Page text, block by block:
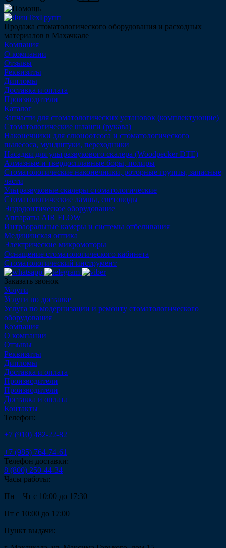
Продажа стоматологического оборудования и расходных
материалов в Махачкале
Компания
О компании
Отзывы
Реквизиты
Дипломы
Доставка и оплата
Производители
Каталог
Запчасти для стоматологических установок (комплектующие)
Стоматологические шланги (рукава)
Наконечники для слюноотсоса и стоматологического
пылесоса, мундштуки, переходники
Насадки для ультразвукового скалера (Woodpecker DTE)
Алмазные и твердосплавные боры, полиры
Стоматологические наконечники, роторные группы, запасные
части
Ультразвуковые скалеры стоматологические
Стоматологические лампы, световоды
Эндодонтическое оборудование
Аппараты AIR FLOW
Интраоральные камеры и системы отбеливания
Медицинская оптика
Электрические микромоторы
Оснащение стоматологического кабинета
Стоматологический инструмент
Заказать звонок
Услуги
Услуги по доставке
Услуга по модернизации и ремонту стоматологического
оборудования
Компания
О компании
Отзывы
Реквизиты
Дипломы
Доставка и оплата
Производители
Производители
Доставка и оплата
Контакты
Телефон:
+7 (910) 482-22-82
+7 (985) 764-74-61
Телефон доставки:
8 (800) 250-44-34
Часы работы:
Пн – Чт с 10:00 до 17:30
Пт с 10:00 до 17:00
Пункт выдачи: